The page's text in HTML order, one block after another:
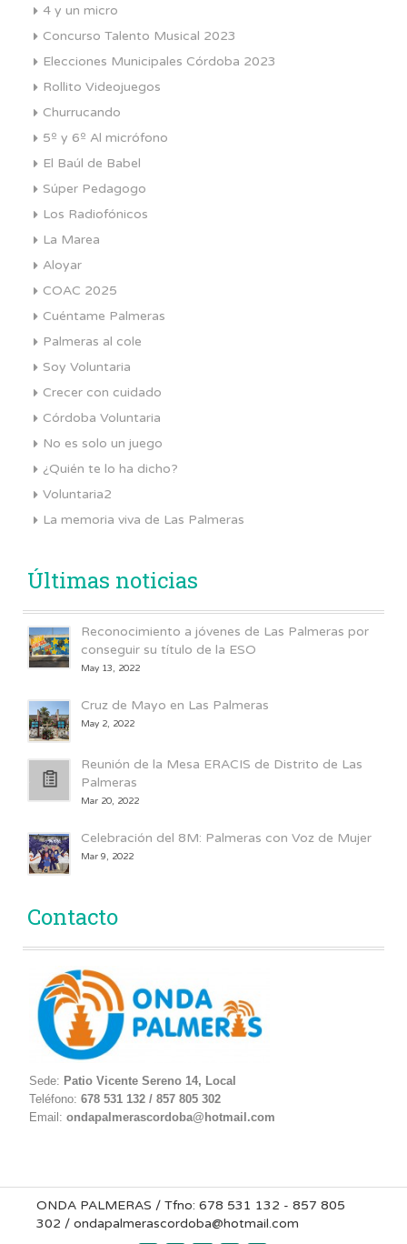
4 y un micro
Concurso Talento Musical 2023
Elecciones Municipales Córdoba 2023
Rollito Videojuegos
Churrucando
5º y 6º Al micrófono
El Baúl de Babel
Súper Pedagogo
Los Radiofónicos
La Marea
Aloyar
COAC 2025
Cuéntame Palmeras
Palmeras al cole
Soy Voluntaria
Crecer con cuidado
Córdoba Voluntaria
No es solo un juego
¿Quién te lo ha dicho?
Voluntaria2
La memoria viva de Las Palmeras
Últimas noticias
Reconocimiento a jóvenes de Las Palmeras por
conseguir su título de la ESO
May 13, 2022
Cruz de Mayo en Las Palmeras
May 2, 2022
Reunión de la Mesa ERACIS de Distrito de Las
Palmeras
Mar 20, 2022
Celebración del 8M: Palmeras con Voz de Mujer
Mar 9, 2022
Contacto
Sede: Patio Vicente Sereno 14, Local
Teléfono: 678 531 132 / 857 805 302
Email: ondapalmerascordoba@hotmail.com
ONDA PALMERAS / Tfno: 678 531 132 - 857 805
302 / ondapalmerascordoba@hotmail.com